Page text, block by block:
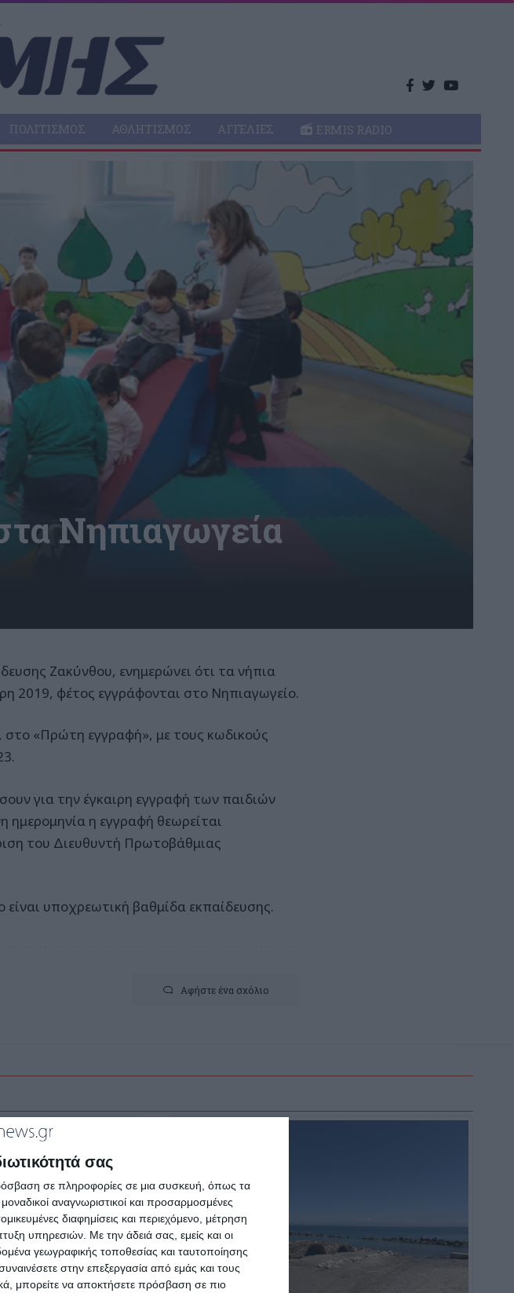
σας
σε πληροφορίες σε μια συσκευή, όπως τα
αναγνωριστικοί και προσαρμοσμένες
διαφημίσεις και περιεχόμενο, μέτρηση
υπηρεσιών. Με την άδειά σας, εμείς και οι
γεωγραφικής τοποθεσίας και ταυτοποίησης
στην επεξεργασία από εμάς και τους
μπορείτε να αποκτήσετε πρόσβαση σε πιο
ΠΟΛΙΤΙΣΜΌΣ ΑΘΛΗΤΙΣΜΌΣ ΑΓΓΕΛΊΕΣ ERMIS RADIO
Νηπιαγωγεία
Ζακύνθου, ενημερώνει ότι τα νήπια
2019, φέτος εγγράφονται στο Νηπιαγωγείο.
στο «Πρώτη εγγραφή», με τους κωδικούς
για την έγκαιρη εγγραφή των παιδιών
η εγγραφή θεωρείται
του Διευθυντή Πρωτοβάθμιας
είναι υποχρεωτική βαθμίδα εκπαίδευσης.
Αφήστε ένα σχόλιο